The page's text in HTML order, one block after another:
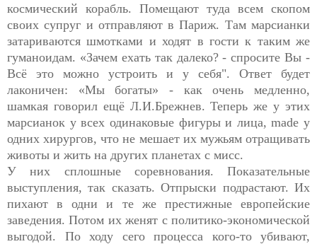
космический корабль. Помещают туда всем скопом
своих супруг и отправляют в Париж. Там марсианки
затариваются шмотками и ходят в гости к таким же
гуманоидам. «Зачем ехать так далеко? - спросите Вы -
Всё это можно устроить и у себя". Ответ будет
лаконичен: «Мы богаты» - как очень медленно,
шамкая говорил ещё Л.И.Брежнев. Теперь же у этих
марсианок у всех одинаковые фигуры и лица, made у
одних хирургов, что не мешает их мужьям отращивать
животы и жить на других планетах с мисс.
У них сплошные соревнования. Показательные
выступления, так сказать. Отпрыски подрастают. Их
пихают в одни и те же престижные европейские
заведения. Потом их женят с политико-экономической
выгодой. По ходу сего процесса кого-то убивают,